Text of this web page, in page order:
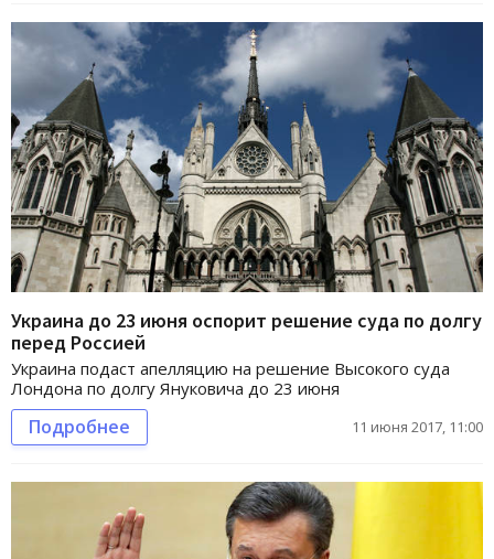
Украина до 23 июня оспорит решение суда по долгу
перед Россией
Украина подаст апелляцию на решение Высокого суда
Лондона по долгу Януковича до 23 июня
Подробнее 11 июня 2017, 11:00